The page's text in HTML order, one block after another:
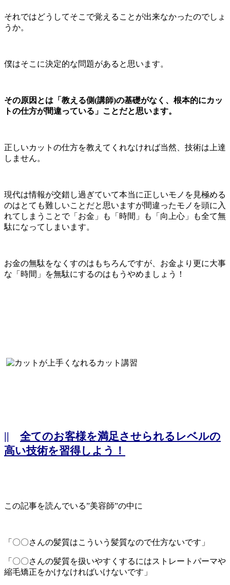
それではどうしてそこで覚えることが出来なかったのでしょ
うか。
僕はそこに決定的な問題があると思います。
その原因とは「教える側(講師)の基礎がなく、根本的にカッ
トの仕方が間違っている」ことだと思います。
正しいカットの仕方を教えてくれなければ当然、技術は上達
しません。
現代は情報が交錯し過ぎていて本当に正しいモノを見極める
のはとても難しいことだと思いますが間違ったモノを頭に入
れてしまうことで「お金」も「時間」も「向上心」も全て無
駄になってしまいます。
お金の無駄をなくすのはもちろんですが、お金より更に大事
な「時間」を無駄にするのはもうやめましょう！
|| 全てのお客様を満足させられるレベルの
高い技術を習得しよう！
この記事を読んでいる”美容師”の中に
「〇〇さんの髪質はこういう髪質なので仕方ないです」
「〇〇さんの髪質を扱いやすくするにはストレートパーマや
縮毛矯正をかけなければいけないです」